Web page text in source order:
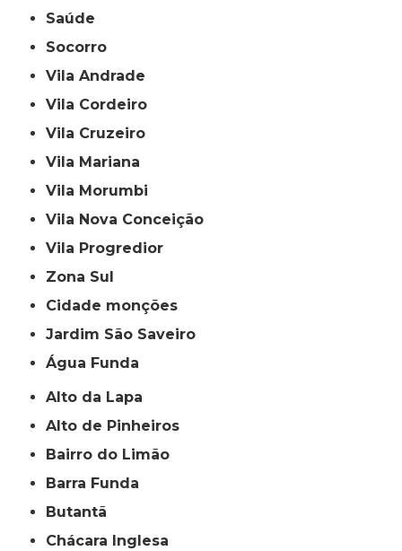
Saúde
Socorro
Vila Andrade
Vila Cordeiro
Vila Cruzeiro
Vila Mariana
Vila Morumbi
Vila Nova Conceição
Vila Progredior
Zona Sul
cidade monções
jardim São Saveiro
Água Funda
Alto da Lapa
Alto de Pinheiros
Bairro do Limão
Barra Funda
Butantã
Chácara Inglesa